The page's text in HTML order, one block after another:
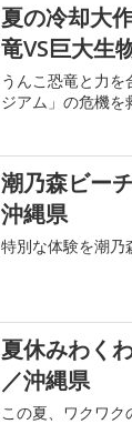
夏の冷却大
竜VS巨大生
うんこ恐竜と力
ジアム」の危機を
潮乃森ビー
沖縄県
特別な体験を潮乃
夏休みわく
／沖縄県
この夏、ワクワク